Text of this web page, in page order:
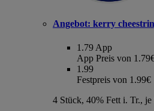
Angebot: kerry
1.79 App
App Preis von
1.99
Festpreis von 1.99€
4 Stück, 40% Fett i. Tr.,